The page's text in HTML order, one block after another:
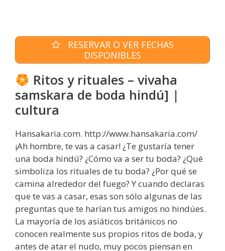
RESERVAR O VER FECHAS
DISPONIBLES
Ritos y rituales – vivaha
samskara de boda hindú] |
cultura
Hansakaria.com. http://www.hansakaria.com/
¡Ah hombre, te vas a casar! ¿Te gustaría tener
una boda hindú? ¿Cómo va a ser tu boda? ¿Qué
simboliza los rituales de tu boda? ¿Por qué se
camina alrededor del fuego? Y cuando declaras
que te vas a casar, esas son sólo algunas de las
preguntas que te harían tus amigos no hindúes.
La mayoría de los asiáticos británicos no
conocen realmente sus propios ritos de boda, y
antes de atar el nudo, muy pocos piensan en